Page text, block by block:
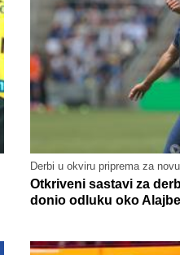
Derbi u okviru priprema za
Otkriveni sastavi za
donio odluku oko